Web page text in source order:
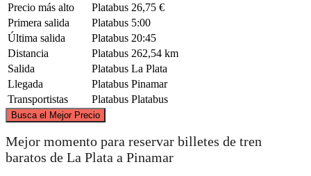
Precio más alto
Platabus 26,75 €
Primera salida
Platabus 5:00
Última salida
Platabus 20:45
Distancia
Platabus 262,54 km
Salida
Platabus La Plata
Llegada
Platabus Pinamar
Transportistas
Platabus Platabus
Busca el Mejor Precio
©CARTO
Mejor momento para reservar billetes de tren
baratos de La Plata a Pinamar